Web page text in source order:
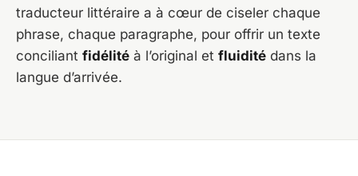
traducteur littéraire a à cœur de ciseler chaque
phrase, chaque paragraphe, pour offrir un texte
conciliant fidélité à l’original et fluidité dans la
langue d’arrivée.